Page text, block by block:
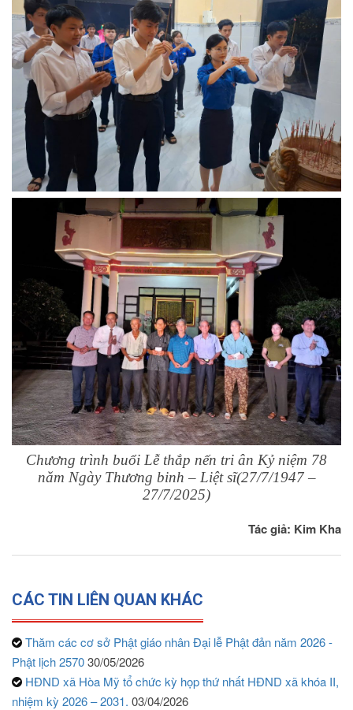
Chương trình buổi Lễ thắp nến tri ân Kỷ niệm 78
năm Ngày Thương binh – Liệt sĩ(27/7/1947 –
27/7/2025)
Tác giả: Kim Kha
CÁC TIN LIÊN QUAN KHÁC
Thăm các cơ sở Phật giáo nhân Đại lễ Phật đản năm 2026 -
Phật lịch 257030/05/2026
HĐND xã Hòa Mỹ tổ chức kỳ họp thứ nhất HĐND xã khóa II,
nhiệm kỳ 2026 – 2031. 03/04/2026